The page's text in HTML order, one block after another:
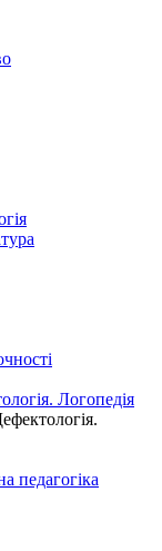
Логопедія
педагогіка